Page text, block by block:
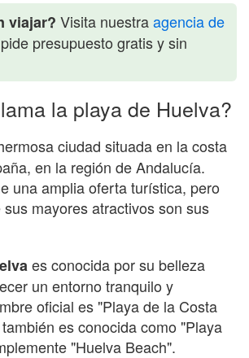
viajar? Visita nuestraagencia de
presupuesto gratis y sin
la playa de Huelva?
ciudad situada en la costa
en la región de Andalucía.
una amplia oferta turística, pero
mayores atractivos son sus
es conocida por su belleza
un entorno tranquilo y
oficial es "Playa de la Costa
es conocida como "Playa
"Huelva Beach".